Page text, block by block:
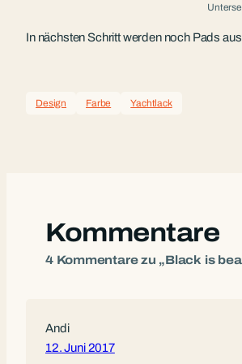
In nächsten Schritt werden noch Pads
Design Farbe Yachtlack
Kommentare
4 Kommentare zu „Black is
Andi
12. Juni 2017